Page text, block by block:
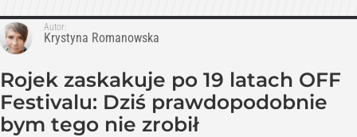
Autor:
Krystyna Romanowska
Rojek zaskakuje po 19 latach OFF
Festivalu: Dziś prawdopodobnie
bym tego nie zrobił